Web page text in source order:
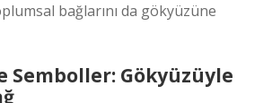
bağlarını da gökyüzüne
Semboller: Gökyüzüyle